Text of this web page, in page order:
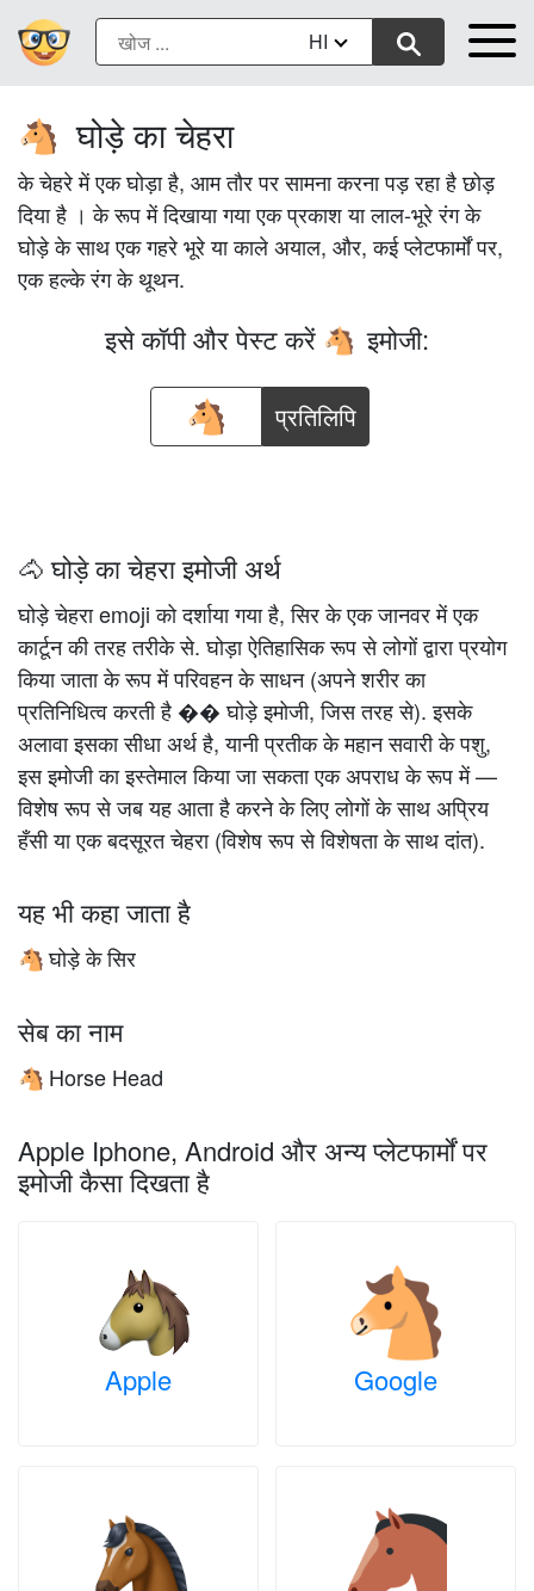
HI
🐴 घोड़े का चेहरा
के चेहरे में एक घोड़ा है, आम तौर पर सामना करना पड़ रहा है छोड़
दिया है । के रूप में दिखाया गया एक प्रकाश या लाल-भूरे रंग के
घोड़े के साथ एक गहरे भूरे या काले अयाल, और, कई प्लेटफार्मों पर,
एक हल्के रंग के थूथन.
इसे कॉपी और पेस्ट करें 🐴 इमोजी:
प्रतिलिपि
🐴 घोड़े का चेहरा इमोजी अर्थ
घोड़े चेहरा emoji को दर्शाया गया है, सिर के एक जानवर में एक
कार्टून की तरह तरीके से. घोड़ा ऐतिहासिक रूप से लोगों द्वारा प्रयोग
किया जाता के रूप में परिवहन के साधन (अपने शरीर का
प्रतिनिधित्व करती है �� घोड़े इमोजी, जिस तरह से). इसके
अलावा इसका सीधा अर्थ है, यानी प्रतीक के महान सवारी के पशु,
इस इमोजी का इस्तेमाल किया जा सकता एक अपराध के रूप में —
विशेष रूप से जब यह आता है करने के लिए लोगों के साथ अप्रिय
हँसी या एक बदसूरत चेहरा (विशेष रूप से विशेषता के साथ दांत).
यह भी कहा जाता है
🐴 घोड़े के सिर
सेब का नाम
🐴 Horse Head
Apple Iphone, Android और अन्य प्लेटफार्मों पर
इमोजी कैसा दिखता है
Apple Google